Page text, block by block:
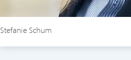
Stefanie Schum